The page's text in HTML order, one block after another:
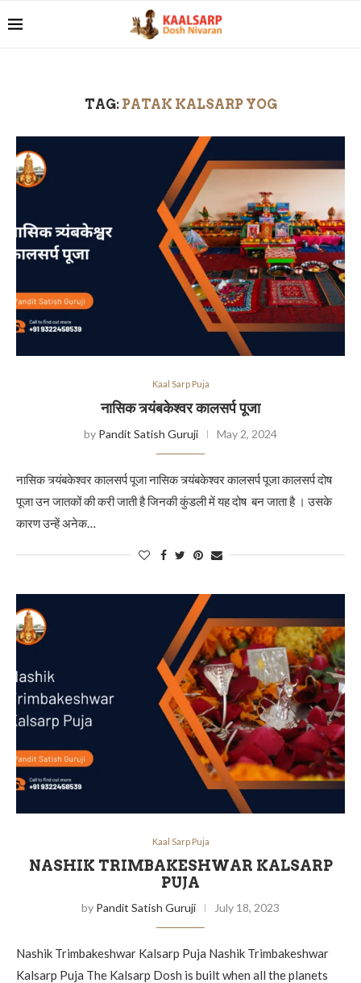
TAG: PATAK KALSARP YOG
Kaal Sarp Puja
नासिक त्र्यंबकेश्वर कालसर्प पूजा
by Pandit Satish Guruji May 2, 2024
नासिक त्र्यंबकेश्वर कालसर्प पूजा नासिक त्र्यंबकेश्वर कालसर्प पूजा कालसर्प दोष
पूजा उन जातकों की करी जाती है जिनकी कुंडली में यह दोष बन जाता है । उसके
कारण उन्हें अनेक…
Kaal Sarp Puja
NASHIK TRIMBAKESHWAR KALSARP
PUJA
by Pandit Satish Guruji July 18, 2023
Nashik Trimbakeshwar Kalsarp Puja Nashik Trimbakeshwar
Kalsarp Puja The Kalsarp Dosh is built when all the planets